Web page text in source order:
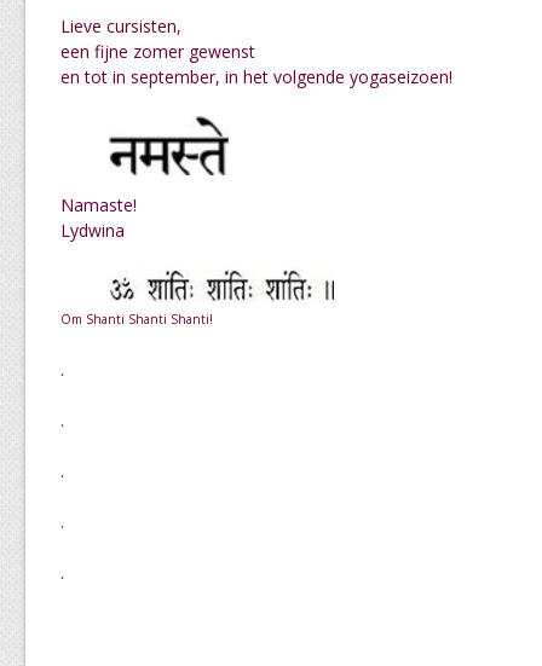
Lieve cursisten,
een fijne zomer gewenst
en tot in september, in het volgende yogaseizoen!
Namaste!
Lydwina
Om Shanti Shanti Shanti!
.
.
.
.
.